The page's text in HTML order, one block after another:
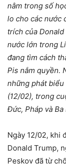
nằm trong số
lo cho các nước
trích của
nước lớn trong
đang tìm cách
Pis nắm quyền.
những phát biểu
(12/02), trong
Đức, Pháp và Ba
Ngày 12/02, khi
Donald Trump,
Peskov đã từ